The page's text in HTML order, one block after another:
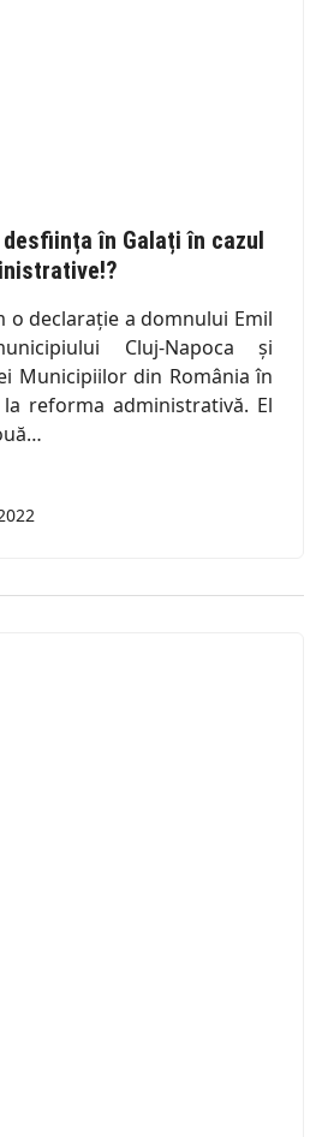
în Galați în cazul
o declarație a domnului Emil
Cluj-Napoca și
Municipiilor din România în
reforma administrativă. El